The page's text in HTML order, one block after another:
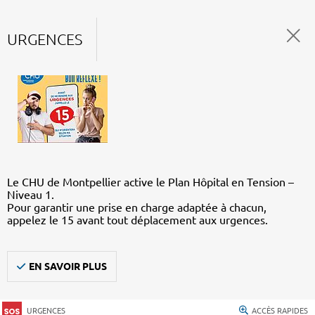
URGENCES
Le CHU de Montpellier active le Plan Hôpital en Tension –
Niveau 1.
Pour garantir une prise en charge adaptée à chacun,
appelez le 15 avant tout déplacement aux urgences.
EN SAVOIR PLUS
URGENCES ACCÈS RAPIDES